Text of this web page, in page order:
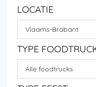
LOCATIE
Vlaams-Brabant
TYPE
Alle foodtrucks